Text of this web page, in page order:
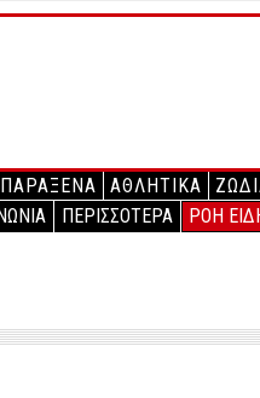
ΠΑΡΑΞΕΝΑ ΑΘΛΗΤΙΚΑ
ΠΕΡΙΣΣΟΤΕΡΑ ΡΟΗ